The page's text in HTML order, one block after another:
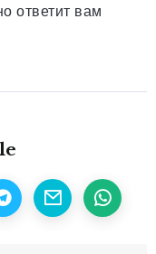
ответит вам